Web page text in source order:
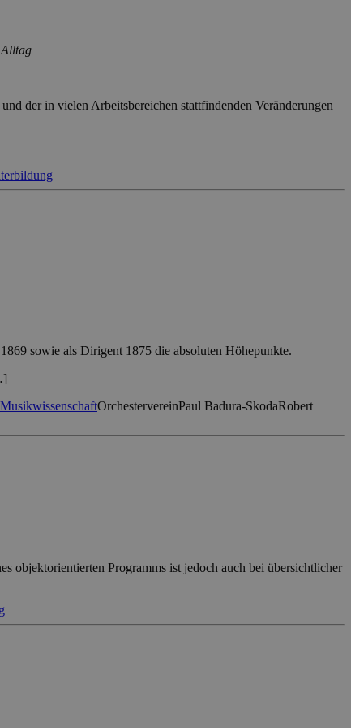
der in vielen Arbeitsbereichen stattfindenden Veränderungen
sowie als Dirigent 1875 die absoluten Höhepunkte.
MusikwissenschaftOrchestervereinPaul Badura-SkodaRobert
objektorientierten Programms ist jedoch auch bei übersichtlicher